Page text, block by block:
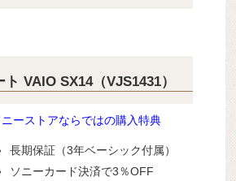
VAIO SX14（VJS1431）
ニーストアならではの購入特典
長期保証（3年ベーシック付属）
ソニーカード決済で3％OFF